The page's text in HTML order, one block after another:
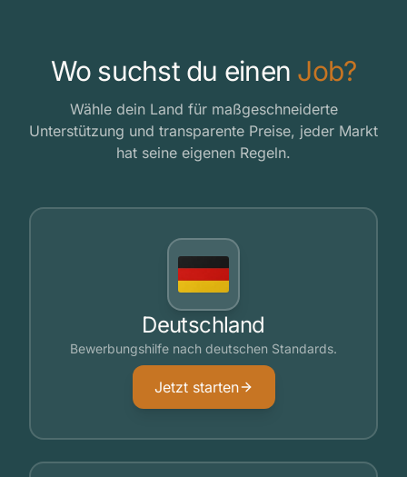
Wo suchst du einen Job?
Wähle dein Land für maßgeschneiderte
Unterstützung und transparente Preise, jeder Markt
hat seine eigenen Regeln.
Deutschland
Bewerbungshilfe nach deutschen Standards.
Jetzt starten